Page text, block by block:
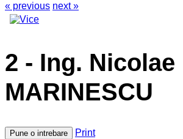
« previous next »
2 - Ing. Nicolae
MARINESCU
Pune o intrebare Print